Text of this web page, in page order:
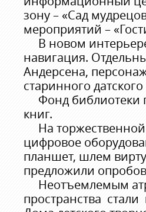
зону – «Сад
мероприятий –
В новом
навигация.
Андерсена,
старинного
Фонд библиотеки
книг.
На торжественной
цифровое
планшет, шлем
предложили
Неотъемлемым
пространства